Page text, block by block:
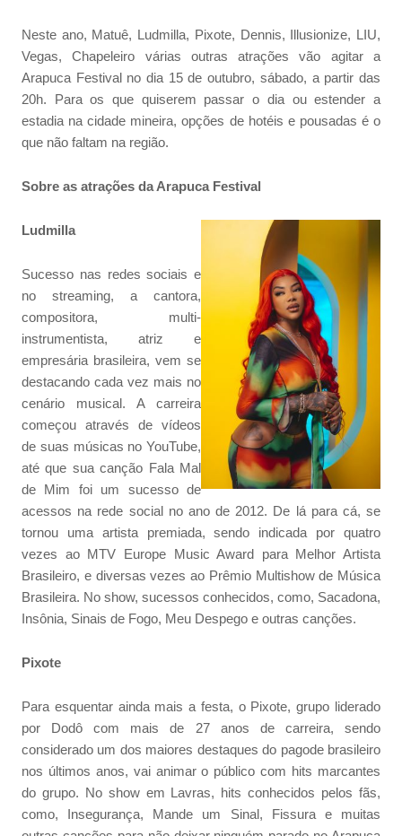
Neste ano, Matuê, Ludmilla, Pixote, Dennis, Illusionize, LIU,
Vegas, Chapeleiro várias outras atrações vão agitar a
Arapuca Festival no dia 15 de outubro, sábado, a partir das
20h. Para os que quiserem passar o dia ou estender a
estadia na cidade mineira, opções de hotéis e pousadas é o
que não faltam na região.
Sobre as atrações da Arapuca Festival
Ludmilla
Sucesso nas redes sociais e
no streaming, a cantora,
compositora, multi-
instrumentista, atriz e
empresária brasileira, vem se
destacando cada vez mais no
cenário musical. A carreira
começou através de vídeos
de suas músicas no YouTube,
até que sua canção Fala Mal
de Mim foi um sucesso de
acessos na rede social no ano de 2012. De lá para cá, se
tornou uma artista premiada, sendo indicada por quatro
vezes ao MTV Europe Music Award para Melhor Artista
Brasileiro, e diversas vezes ao Prêmio Multishow de Música
Brasileira. No show, sucessos conhecidos, como, Sacadona,
Insônia, Sinais de Fogo, Meu Despego e outras canções.
Pixote
Para esquentar ainda mais a festa, o Pixote, grupo liderado
por Dodô com mais de 27 anos de carreira, sendo
considerado um dos maiores destaques do pagode brasileiro
nos últimos anos, vai animar o público com hits marcantes
do grupo. No show em Lavras, hits conhecidos pelos fãs,
como, Insegurança, Mande um Sinal, Fissura e muitas